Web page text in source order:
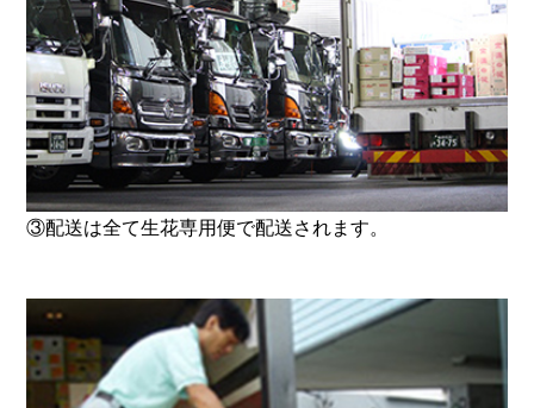
③配送は全て生花専用便で配送されます。